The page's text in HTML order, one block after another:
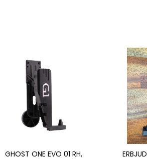
01 RH,
ERBJUDANDE Ghost